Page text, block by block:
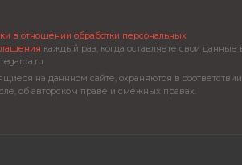
в отношении обработки персональных
каждый раз, когда оставляете свои данные
на даннном сайте, охраняются в
об авторском праве и смежных правах.